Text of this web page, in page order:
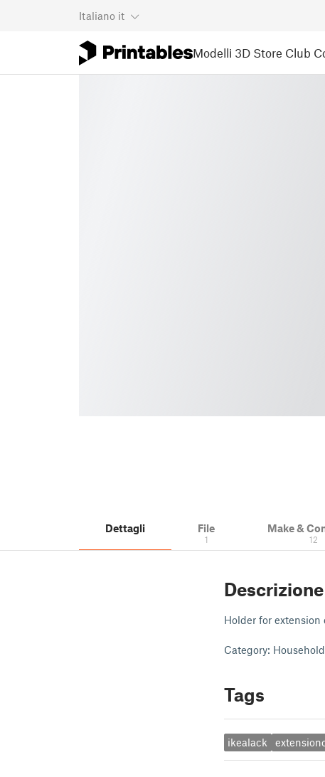
Italiano it
Modelli 3D Store Club
Dettagli File
1
Make &
12
Descrizione
Holder for extension
Category:
Tags
ikealack